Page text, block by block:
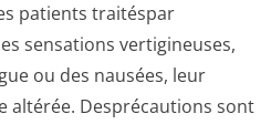
patients traitéspar
sensations vertigineuses,
ou des nausées, leur
altérée. Desprécautions sont